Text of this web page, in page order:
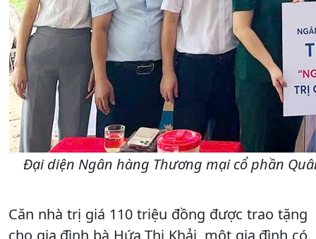
Đại diện Ngân hàng Thương mại cổ phần
Căn nhà trị giá 110 triệu đồng được trao tặng
cho gia đình bà Hứa Thị Khải, một gia đình có